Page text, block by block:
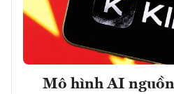
Mô hình AI